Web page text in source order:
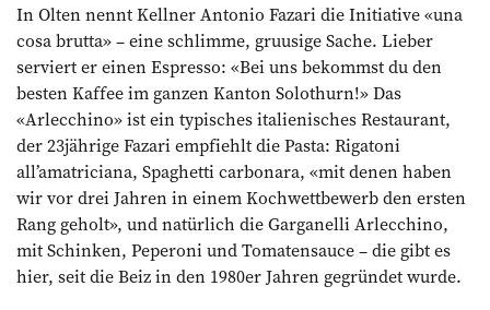
In Olten nennt Kellner Antonio Fazari die Initiative «una
cosa brutta» – eine schlimme, gruusige Sache. Lieber
serviert er einen Espresso: «Bei uns bekommst du den
besten Kaffee im ganzen Kanton Solothurn!» Das
«Arlecchino» ist ein typisches italienisches Restaurant,
der 23jährige Fazari empfiehlt die Pasta: Rigatoni
all’amatriciana, Spaghetti carbonara, «mit denen haben
wir vor drei Jahren in einem Kochwettbewerb den ersten
Rang geholt», und natürlich die Garganelli Arlecchino,
mit Schinken, Peperoni und Tomatensauce – die gibt es
hier, seit die Beiz in den 1980er Jahren gegründet wurde.